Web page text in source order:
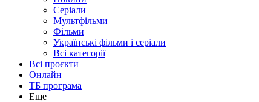
Серіали
Мультфільми
Фільми
Українські фільми і серіали
Всі категорії
Всі проєкти
Онлайн
ТБ програма
Еще